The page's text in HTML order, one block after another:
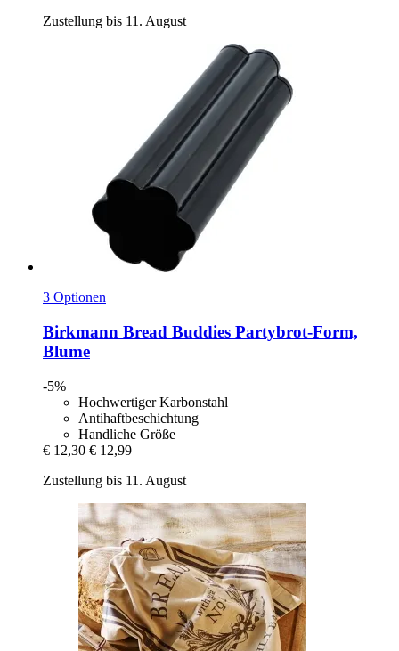
Zustellung bis 11. August
3 Optionen
Birkmann Bread Buddies Partybrot-​Form,
Blume
-5%
Hochwertiger Karbonstahl
Antihaftbeschichtung
Handliche Größe
€ 12,30 € 12,99
Zustellung bis 11. August